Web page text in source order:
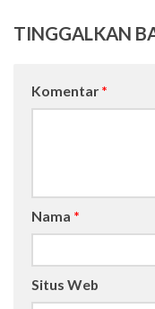
TINGGALKAN
Komentar *
Nama *
Situs Web